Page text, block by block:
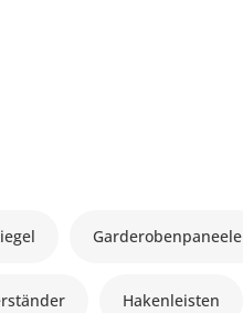
Garderobenpaneele
Hakenleisten